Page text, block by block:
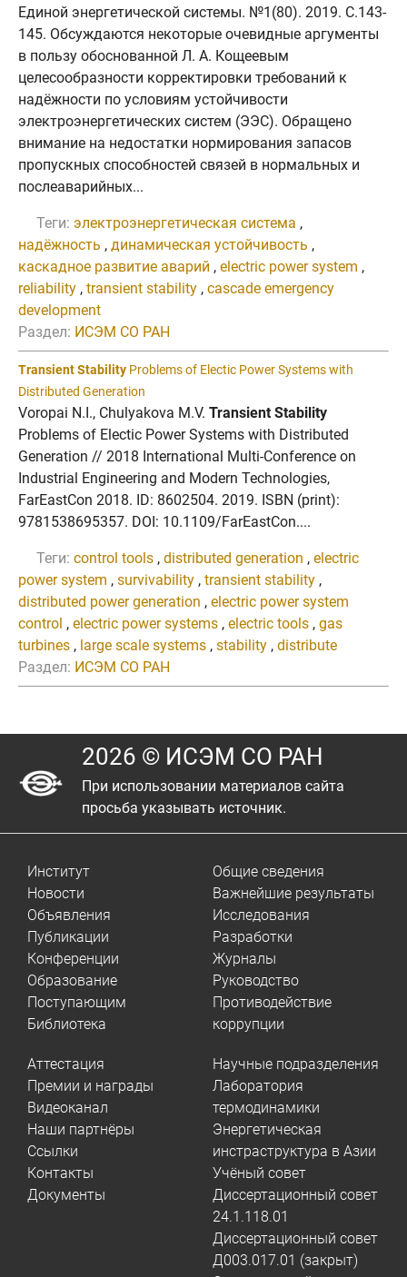
Единой энергетической системы. №1(80). 2019. C.143-
145. Обсуждаются некоторые очевидные аргументы
в пользу обоснованной Л. А. Кощеевым
целесообразности корректировки требований к
надёжности по условиям устойчивости
электроэнергетических систем (ЭЭС). Обращено
внимание на недостатки нормирования запасов
пропускных способностей связей в нормальных и
послеаварийных...
Теги: электроэнергетическая система ,
надёжность , динамическая устойчивость ,
каскадное развитие аварий , electric power system ,
reliability , transient stability , cascade emergency
development
Раздел: ИСЭМ СО РАН
Transient Stability Problems of Electic Power Systems with
Distributed Generation
Voropai N.I., Chulyakova M.V. Transient Stability
Problems of Electic Power Systems with Distributed
Generation // 2018 International Multi-Conference on
Industrial Engineering and Modern Technologies,
FarEastCon 2018. ID: 8602504. 2019. ISBN (print):
9781538695357. DOI: 10.1109/FarEastCon....
Теги: control tools , distributed generation , electric
power system , survivability , transient stability ,
distributed power generation , electric power system
control , electric power systems , electric tools , gas
turbines , large scale systems , stability , distribute
Раздел: ИСЭМ СО РАН
2026 © ИСЭМ СО РАН
При использовании материалов сайта
просьба указывать источник.
Институт
Новости
Объявления
Публикации
Конференции
Образование
Поступающим
Библиотека
Общие сведения
Важнейшие результаты
Исследования
Разработки
Журналы
Руководство
Противодействие
коррупции
Аттестация
Премии и награды
Видеоканал
Наши партнёры
Ссылки
Контакты
Документы
Научные подразделения
Лаборатория
термодинамики
Энергетическая
инстраструктура в Азии
Учёный совет
Диссертационный совет
24.1.118.01
Диссертационный совет
Д003.017.01 (закрыт)